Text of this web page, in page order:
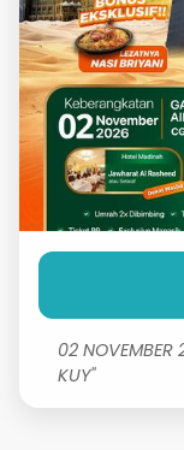
02 NOVEMBER
KUY"